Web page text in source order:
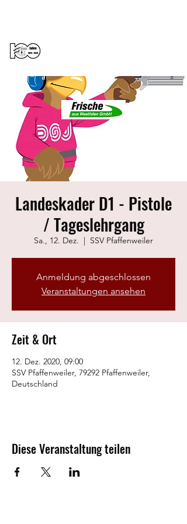
Landeskader D1 - Pistole
/ Tageslehrgang
Sa., 12. Dez.
  |
SSV Pfaffenweiler
Anmeldung abgeschlossen
Veranstaltungen ansehen
Zeit & Ort
12. Dez. 2020, 09:00
SSV Pfaffenweiler, 79292 Pfaffenweiler,
Deutschland
Diese Veranstaltung teilen